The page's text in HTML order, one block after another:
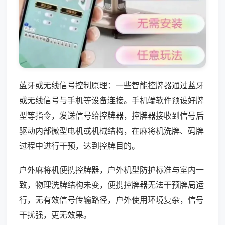
蓝牙或无线信号控制原理：一些智能控牌器通过蓝牙
或无线信号与手机等设备连接。手机端软件预设好牌
型等指令，发送信号给控牌器，控牌器接收到信号后
驱动内部微型电机或机械结构，在麻将机洗牌、码牌
过程中进行干预，达到控牌目的。
户外麻将机便携控牌器，户外机型防护标准与室内一
致，物理洗牌结构未变，便携控牌器无法干预牌局运
行，无有效信号传输路径，户外使用环境复杂，信号
干扰强，更无效果。